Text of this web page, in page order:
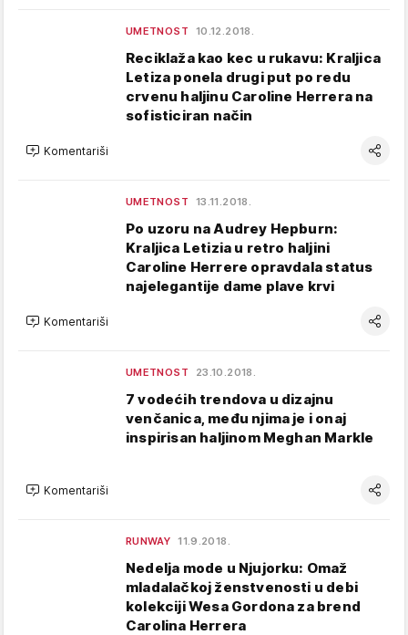
UMETNOST 10.12.2018.
Reciklaža kao kec u rukavu: Kraljica
Letiza ponela drugi put po redu
crvenu haljinu Caroline Herrera na
sofisticiran način
Komentariši
UMETNOST 13.11.2018.
Po uzoru na Audrey Hepburn:
Kraljica Letizia u retro haljini
Caroline Herrere opravdala status
najelegantije dame plave krvi
Komentariši
UMETNOST 23.10.2018.
7 vodećih trendova u dizajnu
venčanica, među njima je i onaj
inspirisan haljinom Meghan Markle
Komentariši
RUNWAY 11.9.2018.
Nedelja mode u Njujorku: Omaž
mladalačkoj ženstvenosti u debi
kolekciji Wesa Gordona za brend
Carolina Herrera